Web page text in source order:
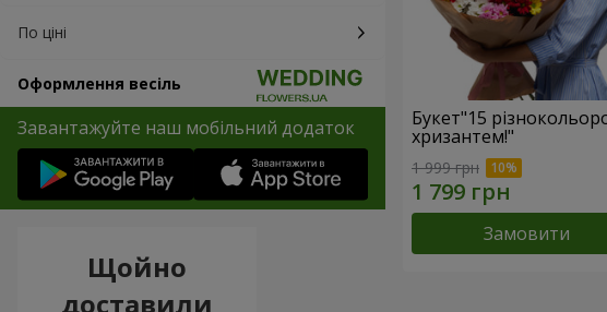
По ціні
Оформлення весіль
Завантажуйте наш мобільний додаток Букет"15
хризантем!"
1 999 грн
Замовити
Щойно
доставили